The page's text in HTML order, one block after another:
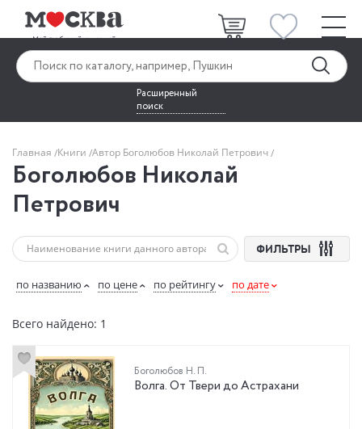
Расширенный
поиск
Главная Книги Автор Боголюбов Николай Петрович
Боголюбов Николай
Петрович
ФИЛЬТРЫ
по названию по цене по рейтингу по дате
Всего найдено: 1
Боголюбов Н. П.
Волга. От Твери до Астрахани